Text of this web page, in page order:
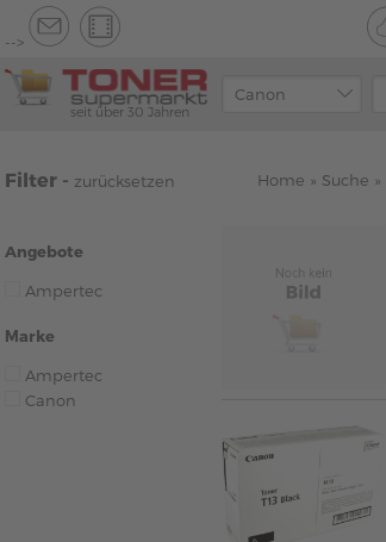
-->
seit über 30 Jahren
Filter - zurücksetzen
Angebote
Ampertec
Marke
Ampertec
Canon
Home » Suche »